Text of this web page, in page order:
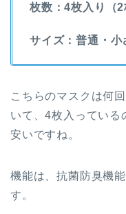
枚数：4枚入り（2
サイズ：普通・小
こちらのマスクは何
いて、4枚入っている
安いですね。
機能は、抗菌防臭機
す。